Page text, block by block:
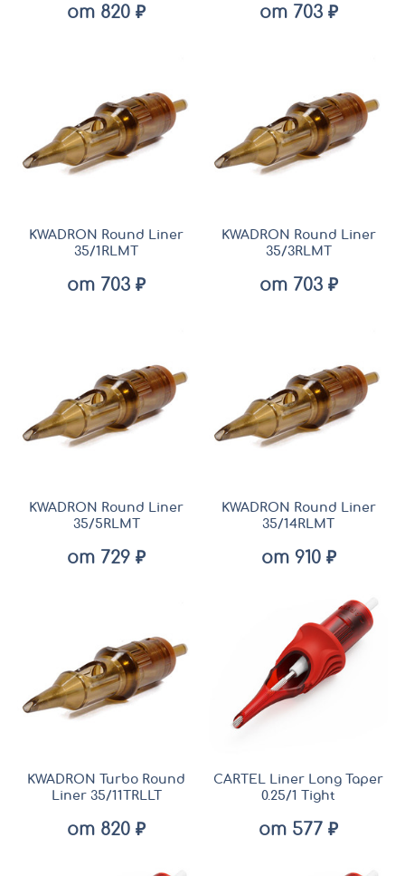
от 820 ₽ от 703 ₽
KWADRON Round Liner
35/1RLMT
от 703 ₽
KWADRON Round Liner
35/3RLMT
от 703 ₽
KWADRON Round Liner
35/5RLMT
от 729 ₽
KWADRON Round Liner
35/14RLMT
от 910 ₽
KWADRON Turbo Round
Liner 35/11TRLLT
от 820 ₽
CARTEL Liner Long Taper
0.25/1 Tight
от 577 ₽